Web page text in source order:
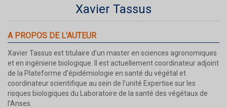
Xavier Tassus
A PROPOS DE L'AUTEUR
Xavier Tassus est titulaire d’un master en sciences agronomiques
et en ingénierie biologique. Il est actuellement coordinateur adjoint
de la Plateforme d’épidémiologie en santé du végétal et
coordinateur scientifique au sein de l’unité Expertise sur les
risques biologiques du Laboratoire de la santé des végétaux de
l’Anses.